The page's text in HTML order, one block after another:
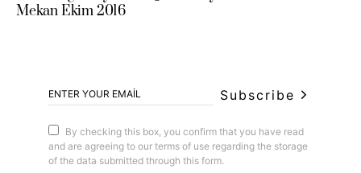
Mekan Ekim 2016
Subscribe
By checking this box, you confirm that you have read
and are agreeing to our terms of use regarding the storage
of the data submitted through this form.